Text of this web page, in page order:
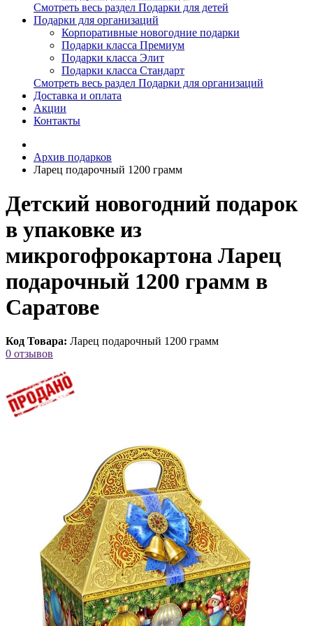
Смотреть весь раздел Подарки для детей
Подарки для организаций
Корпоративные новогодние подарки
Подарки класса Премиум
Подарки класса Элит
Подарки класса Стандарт
Смотреть весь раздел Подарки для организаций
Доставка и оплата
Акции
Контакты
Архив подарков
Ларец подарочный 1200 грамм
Детский новогодний подарок
в упаковке из
микрогофрокартона Ларец
подарочный 1200 грамм в
Саратове
Код Товара: Ларец подарочный 1200 грамм
0 отзывов